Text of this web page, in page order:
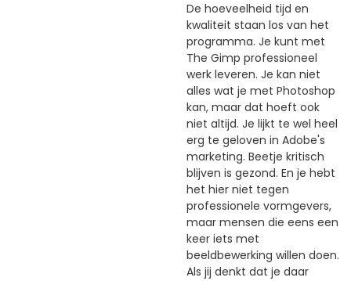
De hoeveelheid tijd en
kwaliteit staan los van het
programma. Je kunt met
The Gimp professioneel
werk leveren. Je kan niet
alles wat je met Photoshop
kan, maar dat hoeft ook
niet altijd. Je lijkt te wel heel
erg te geloven in Adobe's
marketing. Beetje kritisch
blijven is gezond. En je hebt
het hier niet tegen
professionele vormgevers,
maar mensen die eens een
keer iets met
beeldbewerking willen doen.
Als jij denkt dat je daar